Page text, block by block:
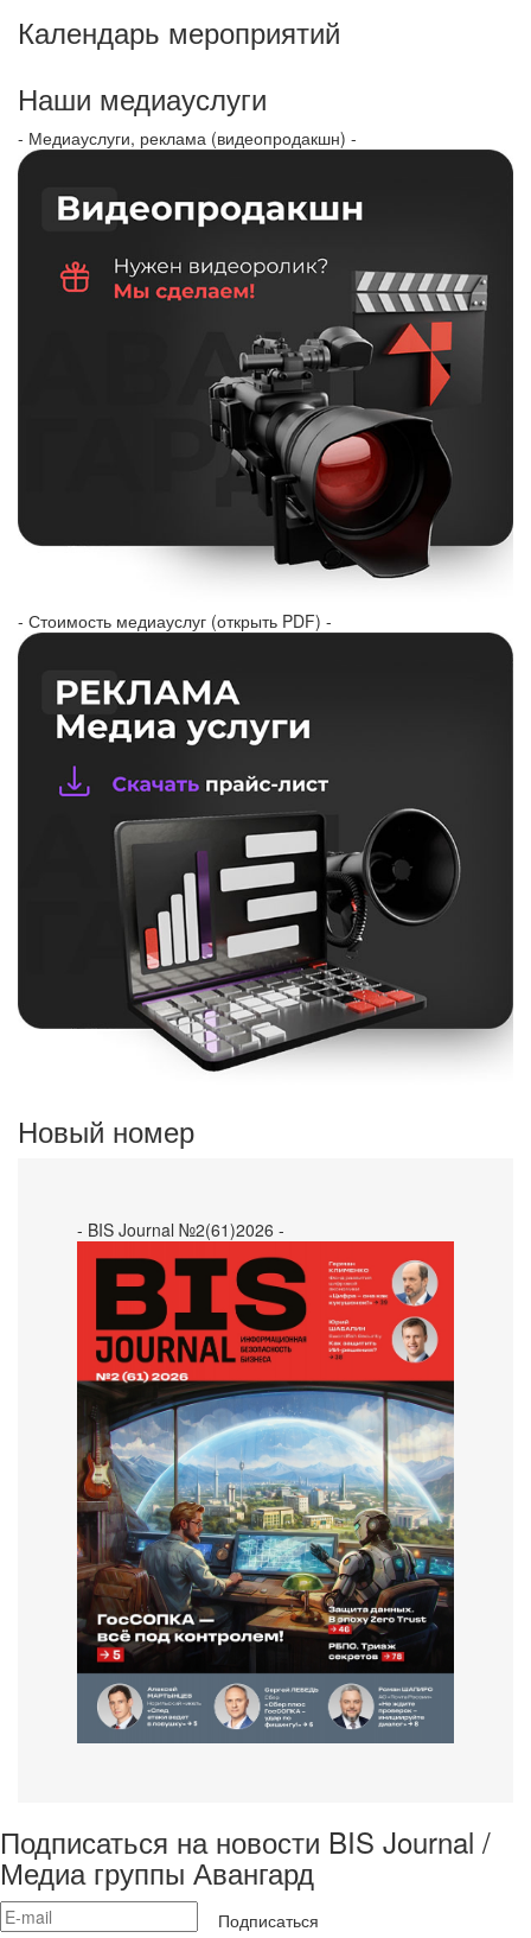
Календарь мероприятий
Наши медиауслуги
- Медиауслуги, реклама (видеопродакшн) -
- Стоимость медиауслуг (открыть PDF) -
Новый номер
- BIS Journal №2(61)2026 -
Подписаться на новости BIS Journal /
Медиа группы Авангард
Подписаться